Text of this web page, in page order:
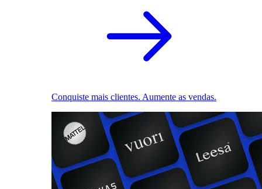
Conquiste mais clientes. Aumente as vendas.